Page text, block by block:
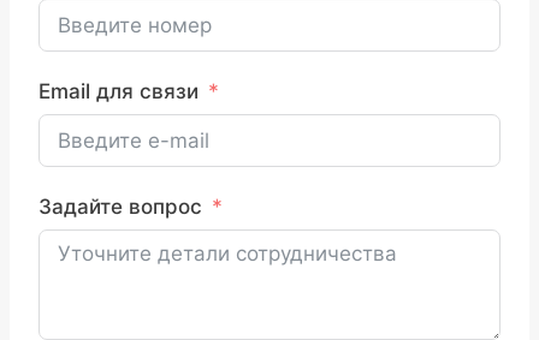
Email для связи
Задайте вопрос